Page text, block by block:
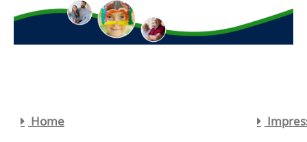
Navigation
Home